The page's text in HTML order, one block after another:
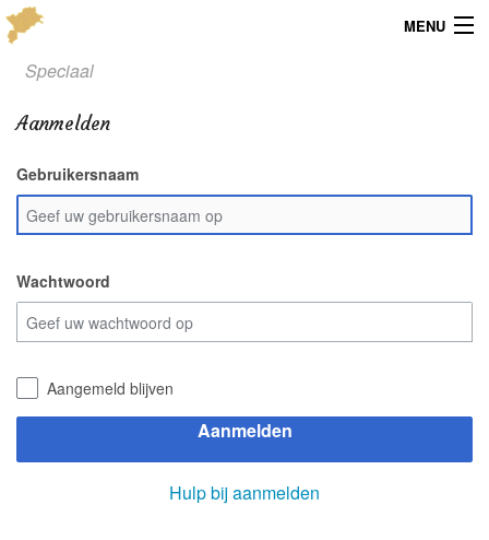
MENU
Menu
Publicaties
Dialect
Locaties
Kaarten
Overig
Verenigingsinfo
Speciaal
Aanmelden
Gebruikersnaam
Wachtwoord
Aangemeld blijven
Aanmelden
Hulp bij aanmelden